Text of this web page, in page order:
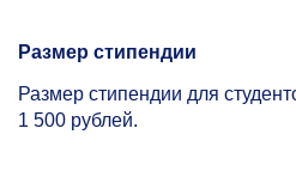
Размер стипендии
Размер стипендии для
1 500 рублей.